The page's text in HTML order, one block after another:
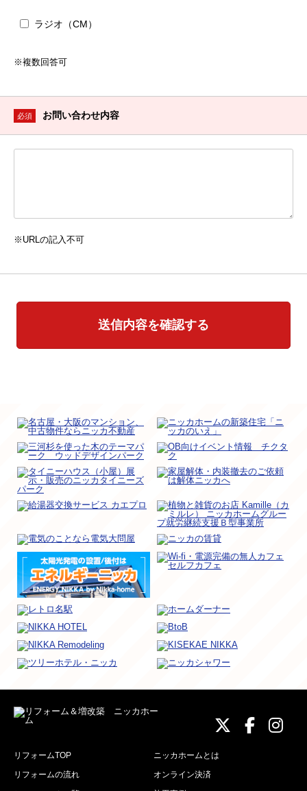
ラジオ（CM）
※複数回答可
必須 お問い合わせ内容
※URLの記入不可
送信内容を確認する
ニッカ
ニッニ
リフォームTOP
ニッカホームとは
リフォームの流れ
オンライン決済